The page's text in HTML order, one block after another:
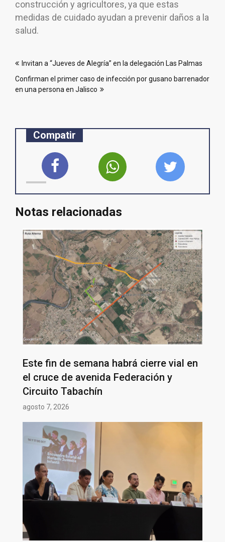
construcción y agricultores, ya que estas
medidas de cuidado ayudan a prevenir daños a la
salud.
de
entradas
Invitan a “Jueves de Alegría” en la delegación Las Palmas
Confirman el primer caso de infección por gusano barrenador
en una persona en Jalisco
Compatir
Notas relacionadas
Este fin de semana habrá cierre vial en
el cruce de avenida Federación y
Circuito Tabachín
agosto 7, 2026